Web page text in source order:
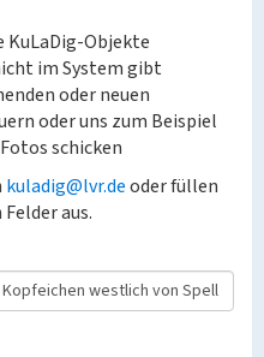
KuLaDig-Objekte
im System gibt
oder neuen
oder uns zum Beispiel
schicken
kuladig@lvr.deoder füllen
aus.